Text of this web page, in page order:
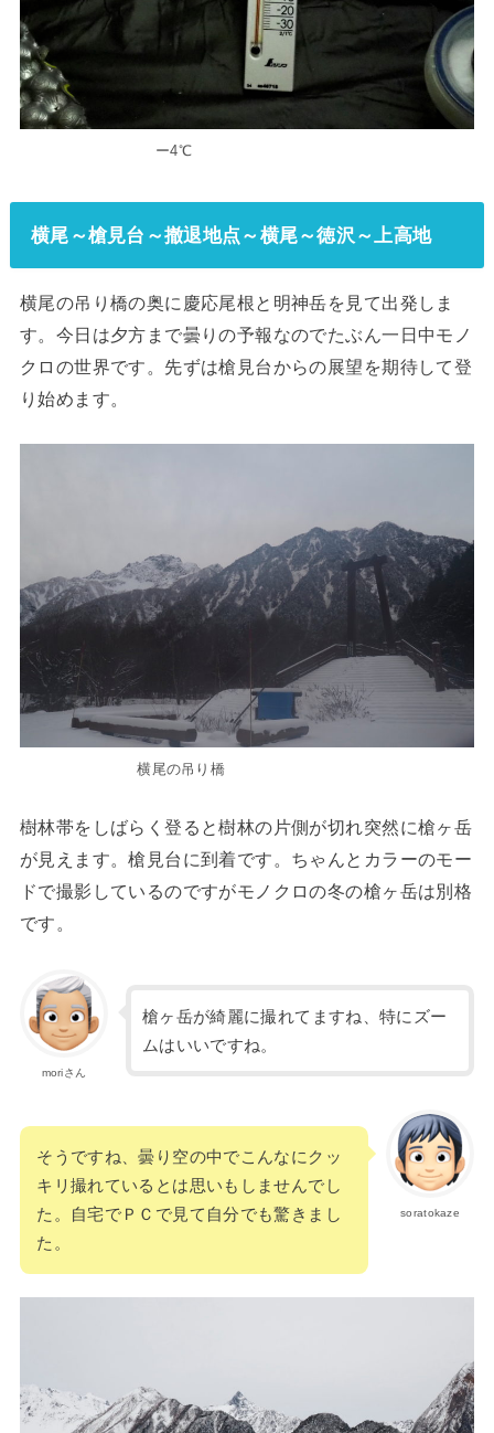
ー4℃
横尾～槍見台～撤退地点～横尾～徳沢～上高地
横尾の吊り橋の奥に慶応尾根と明神岳を見て出発しま
す。今日は夕方まで曇りの予報なのでたぶん一日中モノ
クロの世界です。先ずは槍見台からの展望を期待して登
り始めます。
横尾の吊り橋
樹林帯をしばらく登ると樹林の片側が切れ突然に槍ヶ岳
が見えます。槍見台に到着です。ちゃんとカラーのモー
ドで撮影しているのですがモノクロの冬の槍ヶ岳は別格
です。
moriさん
槍ヶ岳が綺麗に撮れてますね、特にズー
ムはいいですね。
soratokaze
そうですね、曇り空の中でこんなにクッ
キリ撮れているとは思いもしませんでし
た。自宅でＰＣで見て自分でも驚きまし
た。